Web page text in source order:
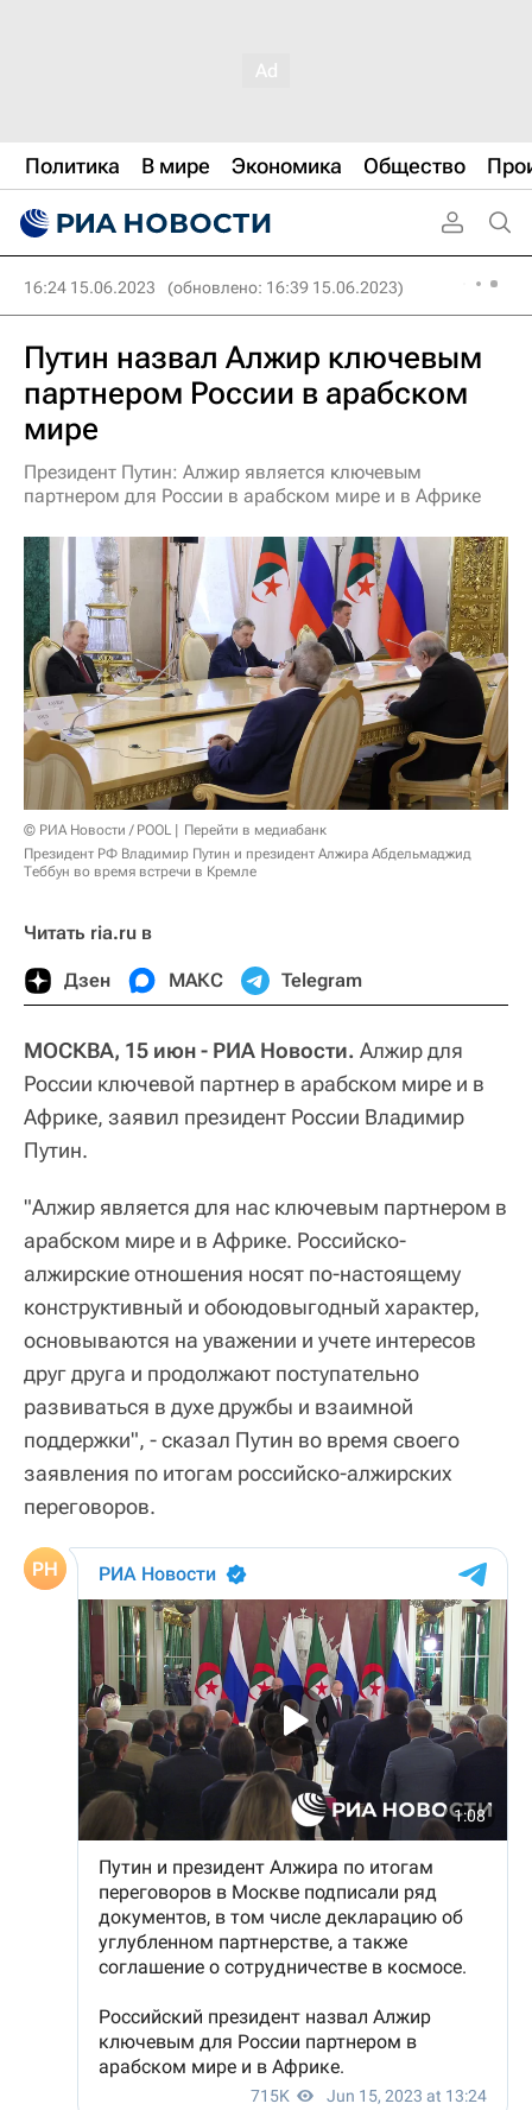
Политика В мире Экономика Общество
16:24 15.06.2023 (обновлено: 16:39 15.06.2023)
Путин назвал Алжир ключевым
партнером России в арабском
мире
Президент Путин: Алжир является ключевым
партнером для России в арабском мире и в Африке
© РИА Новости / POOL
Перейти в медиабанк
Президент РФ Владимир Путин и президент Алжира Абдельмаджид
Теббун во время встречи в Кремле
Читать ria.ru в
Дзен МАКС Telegram
МОСКВА, 15 июн - РИА Новости. Алжир для
России ключевой партнер в арабском мире и в
Африке, заявил президент России Владимир
Путин.
"Алжир является для нас ключевым партнером в
арабском мире и в Африке. Российско-
алжирские отношения носят по-настоящему
конструктивный и обоюдовыгодный характер,
основываются на уважении и учете интересов
друг друга и продолжают поступательно
развиваться в духе дружбы и взаимной
поддержки", - сказал Путин во время своего
заявления по итогам российско-алжирских
переговоров.